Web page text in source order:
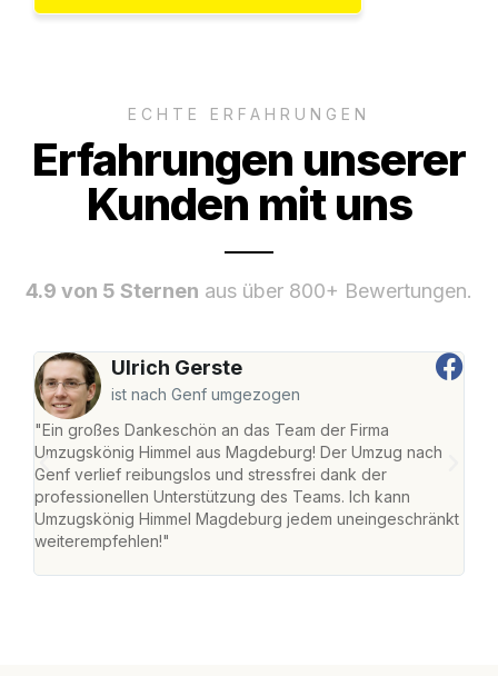
ECHTE ERFAHRUNGEN
Erfahrungen unserer
Kunden mit uns
4.9 von 5 Sternen aus über 800+ Bewertungen.
Ulrich Gerste
ist nach Genf umgezogen
"Ein großes Dankeschön an das Team der Firma
Umzugskönig Himmel aus Magdeburg! Der Umzug nach
Genf verlief reibungslos und stressfrei dank der
professionellen Unterstützung des Teams. Ich kann
Umzugskönig Himmel Magdeburg jedem uneingeschränkt
weiterempfehlen!"